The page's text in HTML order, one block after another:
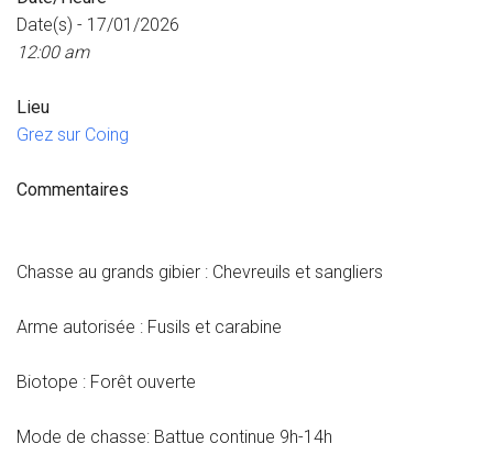
Date(s) - 17/01/2026
12:00 am
Lieu
Grez sur Coing
Commentaires
Chasse au grands gibier : Chevreuils et sangliers
Arme autorisée : Fusils et carabine
Biotope : Forêt ouverte
Mode de chasse: Battue continue 9h-14h